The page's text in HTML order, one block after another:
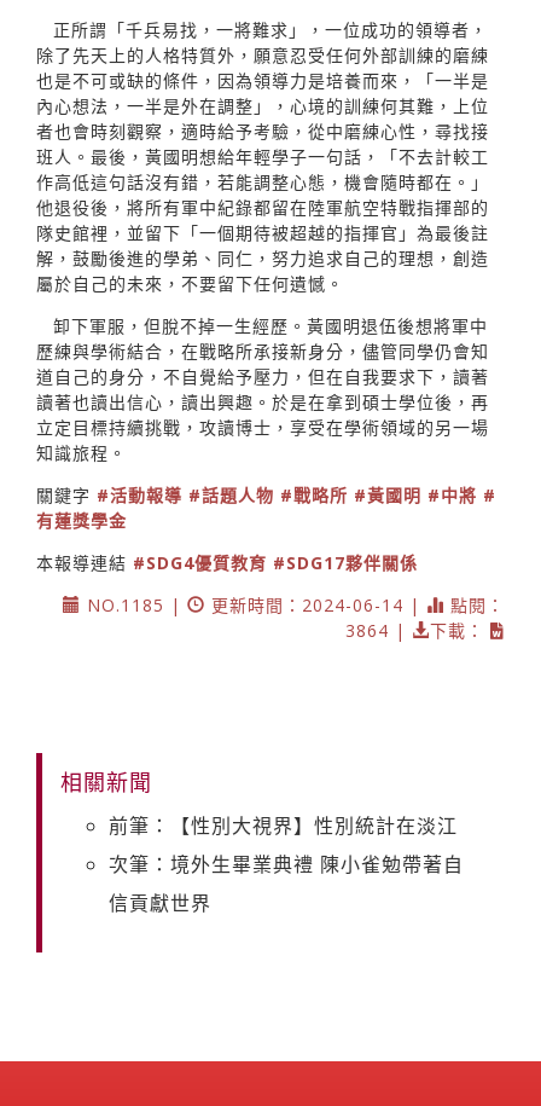
正所謂「千兵易找，一將難求」，一位成功的領導者，
除了先天上的人格特質外，願意忍受任何外部訓練的磨練
也是不可或缺的條件，因為領導力是培養而來，「一半是
內心想法，一半是外在調整」，心境的訓練何其難，上位
者也會時刻觀察，適時給予考驗，從中磨練心性，尋找接
班人。最後，黃國明想給年輕學子一句話，「不去計較工
作高低這句話沒有錯，若能調整心態，機會隨時都在。」
他退役後，將所有軍中紀錄都留在陸軍航空特戰指揮部的
隊史館裡，並留下「一個期待被超越的指揮官」為最後註
解，鼓勵後進的學弟、同仁，努力追求自己的理想，創造
屬於自己的未來，不要留下任何遺憾。
卸下軍服，但脫不掉一生經歷。黃國明退伍後想將軍中
歷練與學術結合，在戰略所承接新身分，儘管同學仍會知
道自己的身分，不自覺給予壓力，但在自我要求下，讀著
讀著也讀出信心，讀出興趣。於是在拿到碩士學位後，再
立定目標持續挑戰，攻讀博士，享受在學術領域的另一場
知識旅程。
關鍵字 #活動報導 #話題人物 #戰略所 #黃國明 #中將 #
有蓮獎學金
本報導連結 #SDG4優質教育 #SDG17夥伴關係
NO.1185 |
更新時間：2024-06-14 |
點閱：
3864 |
下載：
相關新聞
前筆：【性別大視界】性別統計在淡江
次筆：境外生畢業典禮 陳小雀勉帶著自
信貢獻世界